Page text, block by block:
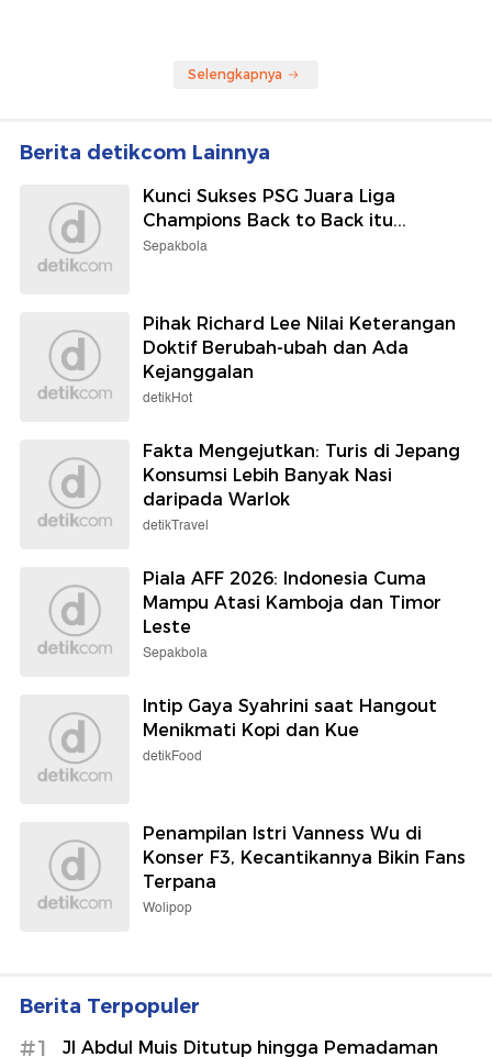
Selengkapnya
Berita detikcom Lainnya
Kunci Sukses PSG Juara Liga
Champions Back to Back itu...
Sepakbola
Pihak Richard Lee Nilai Keterangan
Doktif Berubah-ubah dan Ada
Kejanggalan
detikHot
Fakta Mengejutkan: Turis di Jepang
Konsumsi Lebih Banyak Nasi
daripada Warlok
detikTravel
Piala AFF 2026: Indonesia Cuma
Mampu Atasi Kamboja dan Timor
Leste
Sepakbola
Intip Gaya Syahrini saat Hangout
Menikmati Kopi dan Kue
detikFood
Penampilan Istri Vanness Wu di
Konser F3, Kecantikannya Bikin Fans
Terpana
Wolipop
Berita Terpopuler
#1
Jl Abdul Muis Ditutup hingga Pemadaman